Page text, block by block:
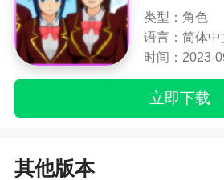
类型：角色
语言：简体中
时间：2023-
立即下载
其他版本